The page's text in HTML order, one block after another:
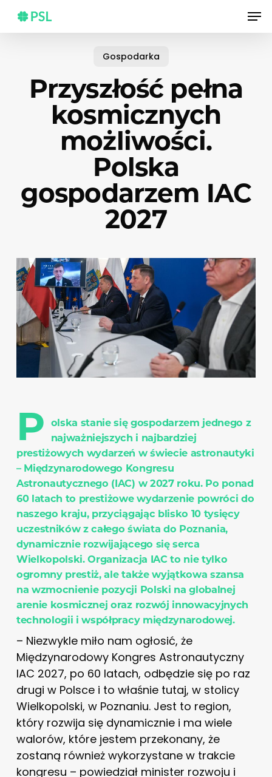
main
Gospodarka
Przyszłość pełna
kosmicznych
możliwości.
Polska
gospodarzem IAC
2027
P olska stanie się gospodarzem jednego z
najważniejszych i najbardziej
prestiżowych wydarzeń w świecie astronautyki
– Międzynarodowego Kongresu
Astronautycznego (IAC) w 2027 roku. Po ponad
60 latach to prestiżowe wydarzenie powróci do
naszego kraju, przyciągając blisko 10 tysięcy
uczestników z całego świata do Poznania,
dynamicznie rozwijającego się serca
Wielkopolski. Organizacja IAC to nie tylko
ogromny prestiż, ale także wyjątkowa szansa
na wzmocnienie pozycji Polski na globalnej
arenie kosmicznej oraz rozwój innowacyjnych
technologii i współpracy międzynarodowej.
– Niezwykle miło nam ogłosić, że
Międzynarodowy Kongres Astronautyczny
IAC 2027, po 60 latach, odbędzie się po raz
drugi w Polsce i to właśnie tutaj, w stolicy
Wielkopolski, w Poznaniu. Jest to region,
który rozwija się dynamicznie i ma wiele
walorów, które jestem przekonany, że
zostaną również wykorzystane w trakcie
kongresu – powiedział minister rozwoju i